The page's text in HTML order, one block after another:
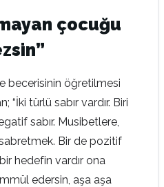
çocuğu
becerisinin öğretilmesi
“İki türlü sabır vardır. Biri
sabır. Musibetlere,
Bir de pozitif
hedefin vardır ona
edersin, aşa aşa